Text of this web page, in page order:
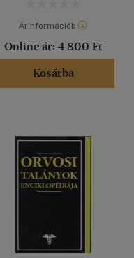
Árinformációk
Online ár: 4 800 Ft
Kosárba